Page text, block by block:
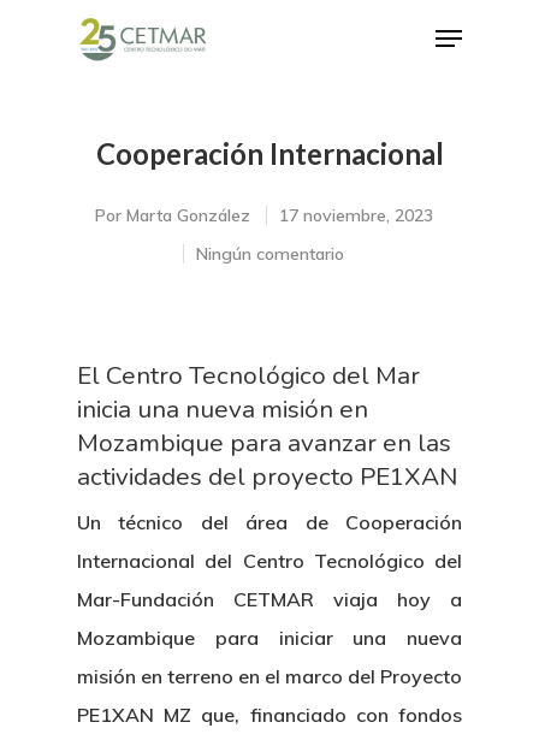
Hit enter to search or ESC to close
Cooperación Internacional
Por Marta González
17 noviembre, 2023
Ningún comentario
El Centro Tecnológico del Mar
inicia una nueva misión en
Mozambique para avanzar en las
actividades del proyecto PE1XAN
Un técnico del área de Cooperación
Internacional del Centro Tecnológico del
Mar-Fundación CETMAR viaja hoy a
Mozambique para iniciar una nueva
misión en terreno en el marco del Proyecto
PE1XAN MZ que, financiado con fondos